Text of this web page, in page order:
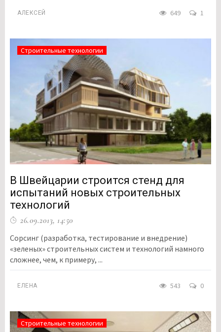
АЛЕКСЕЙ 649 1
Строительные технологии
В Швейцарии строится стенд для
испытаний новых строительных
технологий
26.09.2013, 14:50
Сорсинг (разработка, тестирование и внедрение)
«зеленых» строительных систем и технологий намного
сложнее, чем, к примеру, ...
ЕЛЕНА 543 0
Строительные технологии